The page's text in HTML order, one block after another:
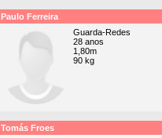
Paulo Ferreira
Guarda-Redes
28 anos
1,80m
90 kg
Tomás Froes